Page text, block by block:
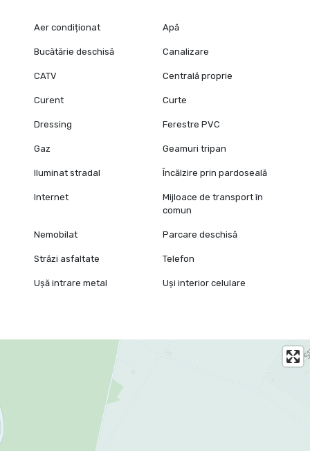
Aer condiționat Apă
Bucătărie deschisă Canalizare
CATV Centrală proprie
Curent Curte
Dressing Ferestre PVC
Gaz Geamuri tripan
Iluminat stradal Încălzire prin pardoseală
Internet
Mijloace de transport în
comun
Nemobilat Parcare deschisă
Străzi asfaltate Telefon
Ușă intrare metal Uși interior celulare